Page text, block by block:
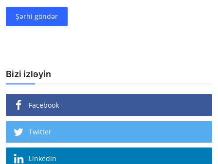
Şərhi göndər
Bizi izləyin
Facebook
Twitter
Linkedin